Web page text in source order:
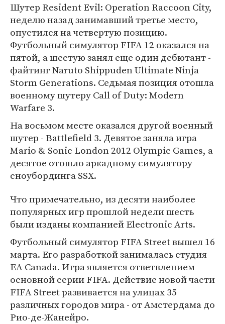
Шутер Resident Evil: Operation Raccoon City,
неделю назад занимавший третье место,
опустился на четвертую позицию.
Футбольный симулятор FIFA 12 оказался на
пятой, а шестую занял еще один дебютант -
файтинг Naruto Shippuden Ultimate Ninja
Storm Generations. Седьмая позиция отошла
военному шутеру Call of Duty: Modern
Warfare 3.
На восьмом месте оказался другой военный
шутер - Battlefield 3. Девятое заняла игра
Mario & Sonic London 2012 Olympic Games, а
десятое отошло аркадному симулятору
сноубординга SSX.
Что примечательно, из десяти наиболее
популярных игр прошлой недели шесть
были изданы компанией Electronic Arts.
Футбольный симулятор FIFA Street вышел 16
марта. Его разработкой занималась студия
EA Canada. Игра является ответвлением
основной серии FIFA. Действие новой части
FIFA Street развивается на улицах 35
различных городов мира - от Амстердама до
Рио-де-Жанейро.